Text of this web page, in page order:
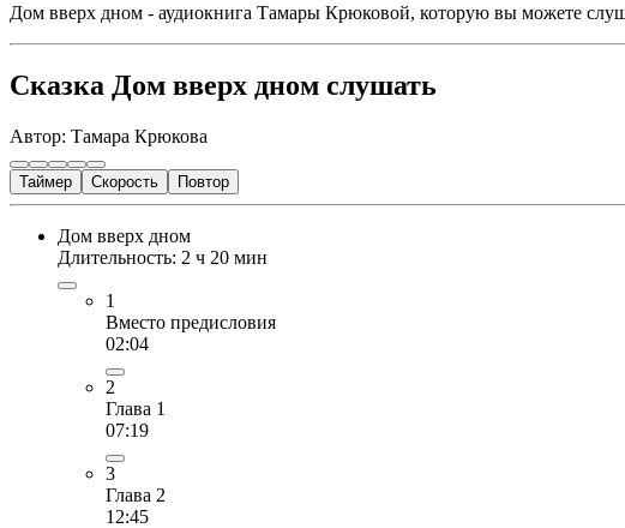
Дом вверх дном - аудиокнига Тамары Крюковой, которую вы можете
Сказка Дом вверх дном слушать
Автор: Тамара Крюкова
Таймер Скорость Повтор
Дом вверх дном
Длительность: 2 ч 20 мин
1
Вместо предисловия
02:04
2
Глава 1
07:19
3
Глава 2
12:45